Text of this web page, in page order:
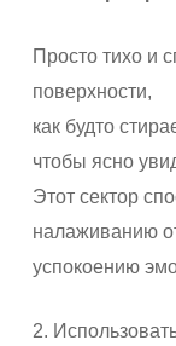
Просто тихо и
поверхности,
как будто
чтобы ясно
Этот сектор
налаживанию
успокоению
2.